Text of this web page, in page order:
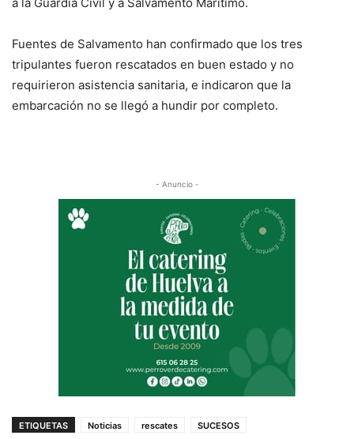
Fuentes de Salvamento han confirmado que los tres
tripulantes fueron rescatados en buen estado y no
requirieron asistencia sanitaria, e indicaron que la
embarcación no se llegó a hundir por completo.
- Anuncio -
ETIQUETAS Noticias rescates SUCESOS